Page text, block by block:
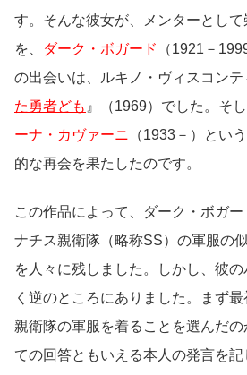
す。そんな彼女が、メンターとし
を、
ダーク・ボガード
（1921－
の出会いは、ルキノ・ヴィスコンテ
た勇者ども 』（1969）でした。そ
ーナ・カヴァーニ （1933－）とい
的な再会を果たしたのです。
この作品によって、ダーク・ボガ
ナチス親衛隊（略称SS）の軍服の
を人々に残しました。しかし、彼
く逆のところにありました。まず
親衛隊の軍服を着ることを選んだ
ての回答ともいえる本人の発言を記